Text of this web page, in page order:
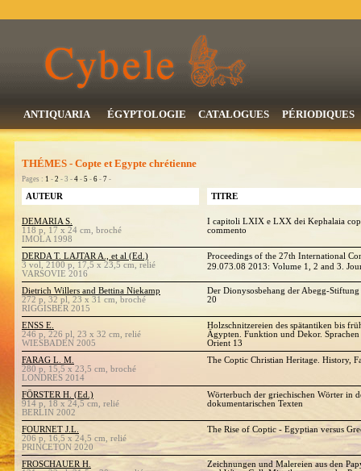
ANTIQUARIA ÉGYPTOLOGIE CATALOGUES PÉRIODIQUES
THÉMES - Copte et Egypte chrétienne
Pages : 1 - 2 - 3 - 4 - 5 - 6 - 7 -
AUTEUR TITRE
DEMARIA S.
118 p, 17 x 24 cm, broché
IMOLA 1998
I capitoli LXIX e LXX dei Kephalaia
commento
DERDA T. LAJTAR A., et al (Ed.)
3 vol, 2100 p, 17,5 x 23,5 cm, relié
VARSOVIE 2016
Proceedings of the 27th International
29.073.08 2013: Volume 1, 2 and 3.
Dietrich Willers and Bettina Niekamp
272 p, 32 pl, 23 x 31 cm, broché
RIGGISBER 2015
Der Dionysosbehang der Abegg-
20
ENSS E.
246 p, 226 pl, 23 x 32 cm, relié
WIESBADEN 2005
Holzschnitzereien des spätantiken bis
Ägypten. Funktion und Dekor.
Orient 13
FARAG L. M.
280 p, 15,5 x 23,5 cm, broché
LONDRES 2014
The Coptic Christian Heritage. History,
FÖRSTER H. (Ed.)
914 p, 18 x 24,5 cm, relié
BERLIN 2002
Wörterbuch der griechischen Wörter in
dokumentarischen Texten
FOURNET J.L.
206 p, 16,5 x 24,5 cm, relié
PRINCETON 2020
The Rise of Coptic - Egyptian versus
FROSCHAUER H.
Zeichnungen und Malereien aus den